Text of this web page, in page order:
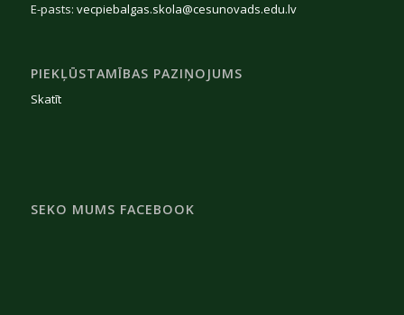
E-pasts: vecpiebalgas.skola@cesunovads.edu.lv
PIEKĻŪSTAMĪBAS PAZIŅOJUMS
Skatīt
SEKO MUMS FACEBOOK